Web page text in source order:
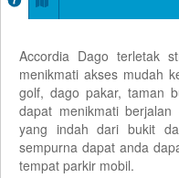
Accordia Dago terletak
menikmati akses mudah
golf, dago pakar, taman
dapat menikmati
yang indah dari bukit
sempurna dapat anda
tempat parkir mobil.